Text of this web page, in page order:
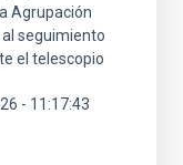
Agrupación
seguimiento
el telescopio
- 11:17:43